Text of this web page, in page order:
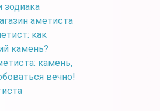
зодиака
аметиста
как
камень?
камень,
вечно!